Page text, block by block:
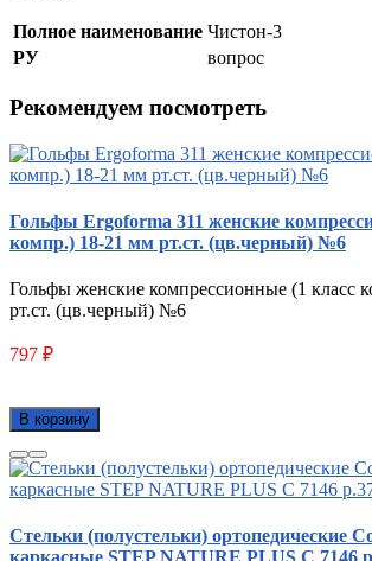
Полное наименование Чистон-3
РУ
вопрос
Рекомендуем посмотреть
Гольфы Ergoforma 311 женские
компр.) 18-21 мм рт.ст. (цв.черный) №6
Гольфы женские компрессионные (1 класс
рт.ст. (цв.черный) №6
797 ₽
В корзину
Стельки (полустельки) ортопедические